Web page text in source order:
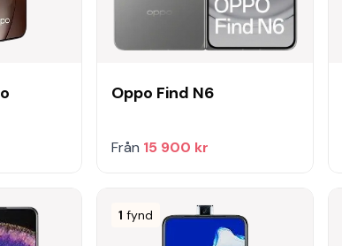
Oppo Find N6
Från 15 900 kr
1 fynd